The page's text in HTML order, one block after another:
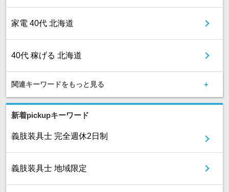
家電 40代 北海道
40代 稼げる 北海道
関連キーワードをもっと見る
新着pickupキーワード
義肢装具士 完全週休2日制
義肢装具士 地域限定